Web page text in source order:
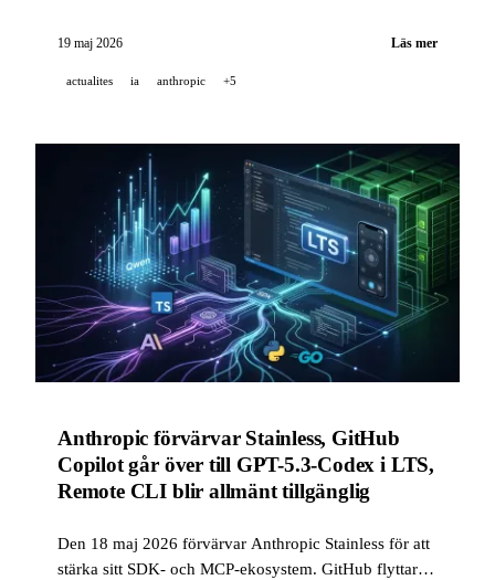
Cohere förvärvar Reliant AI för biopharma.
19 maj 2026 Läs mer
actualites ia anthropic +5
Anthropic förvärvar Stainless, GitHub
Copilot går över till GPT-5.3-Codex i LTS,
Remote CLI blir allmänt tillgänglig
Den 18 maj 2026 förvärvar Anthropic Stainless för att
stärka sitt SDK- och MCP-ekosystem. GitHub flyttar